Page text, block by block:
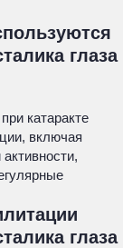
глаза
катаракте
включая
глаза